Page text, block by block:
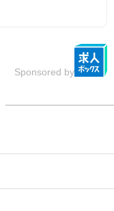
Sponsored by